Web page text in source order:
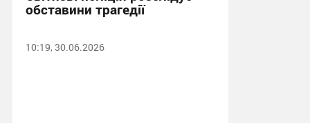
обставини трагедії
10:19, 30.06.2026